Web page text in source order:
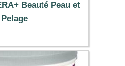
Beauté Peau et
Pelage
€